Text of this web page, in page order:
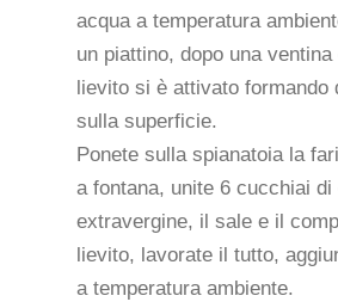
acqua a temperatura
un piattino, dopo una
lievito si è attivato formando
sulla superficie.
Ponete sulla spianatoia la
a fontana, unite 6 cucchiai di
extravergine, il sale e il
lievito, lavorate il tutto,
a temperatura ambiente.